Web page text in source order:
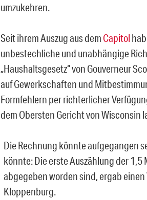
umzukehren.
Seit ihrem Auszug aus dem Capitol
unbestechliche und unabhängige
„Haushaltsgesetz“ von Gouverneur
auf Gewerkschaften und
Formfehlern per richterlicher
dem Obersten Gericht von Wisconsin
Die Rechnung könnte aufgegangen
könnte: Die erste Auszählung der
abgegeben worden sind, ergab
Kloppenburg.